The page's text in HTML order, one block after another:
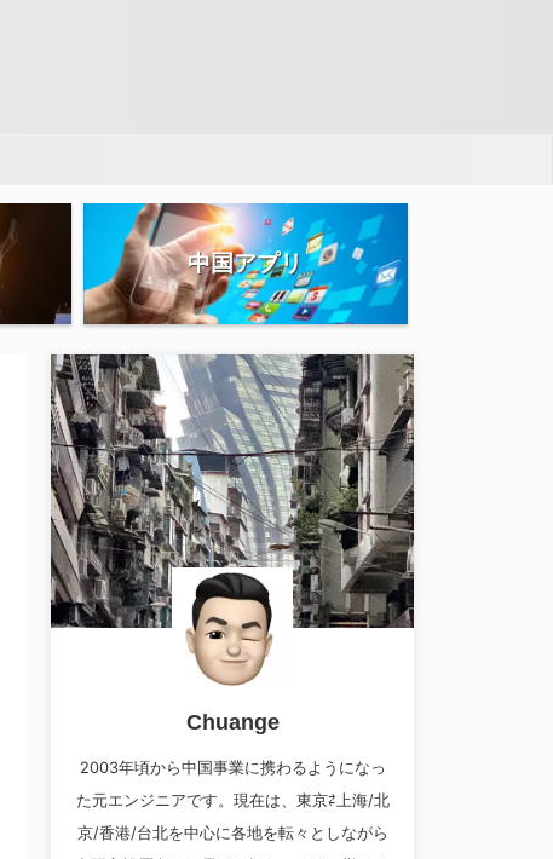
中国アプリ
Chuange
2003年頃から中国事業に携わるようになっ
た元エンジニアです。現在は、東京⇄上海/北
京/香港/台北を中心に各地を転々としながら